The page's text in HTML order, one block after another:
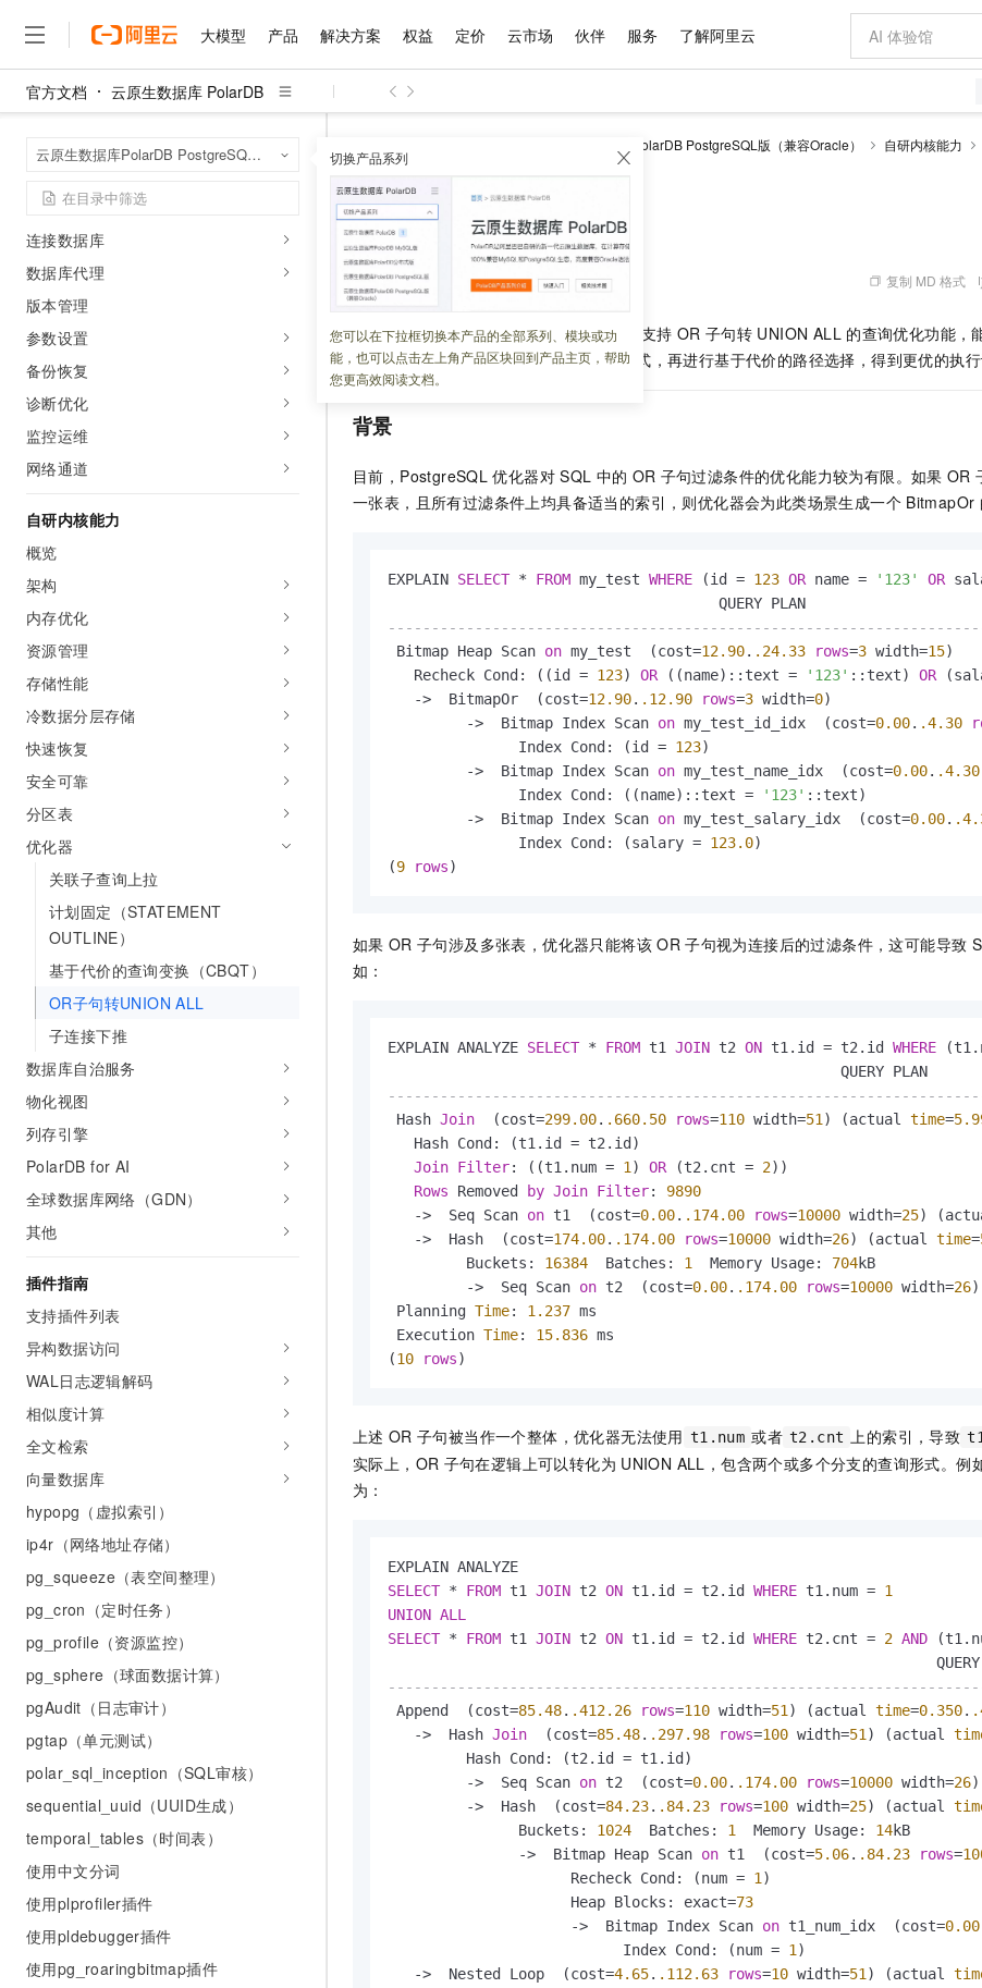
大模型 产品 解决方案 权益 定价 云市场 伙伴 服务 了解阿里云
官方文档 云原生数据库 PolarDB
云原生数据库PolarDB PostgreSQL版（兼容Oracle） 切换产品系列
您可以在下拉框切换本产品的全部系列、模块或功
能，也可以点击左上角产品区块回到产品主页，帮助
您更高效阅读文档。
迁移同步
购买集群
集群管理
数据安全和加密
连接数据库
数据库代理
版本管理
参数设置
备份恢复
诊断优化
监控运维
网络通道
自研内核能力
概览
架构
内存优化
资源管理
存储性能
冷数据分层存储
快速恢复
安全可靠
分区表
优化器
关联子查询上拉
计划固定（STATEMENT
OUTLINE）
基于代价的查询变换（CBQT）
OR子句转UNION ALL
子连接下推
数据库自治服务
物化视图
列存引擎
PolarDB for AI
全球数据库网络（GDN）
其他
插件指南
支持插件列表
异构数据访问
WAL日志逻辑解码
相似度计算
全文检索
向量数据库
hypopg（虚拟索引）
ip4r（网络地址存储）
pg_squeeze（表空间整理）
pg_cron（定时任务）
pg_profile（资源监控）
pg_sphere（球面数据计算）
pgAudit（日志审计）
pgtap（单元测试）
polar_sql_inception（SQL审核）
sequential_uuid（UUID生成）
temporal_tables（时间表）
使用中文分词
使用plprofiler插件
使用pldebugger插件
使用pg_roaringbitmap插件
云原生数据库PolarDB PostgreSQL版（兼容Oracle） 自研内核能力
OR子句转UNION ALL
OR子句转UNION ALL
更新时间：2026-01-13 11:48:37 复制 MD 格式
PolarDB PostgreSQL 版（兼容 Oracle） 支持 OR 子句转 UNION ALL 的查询优化功能，
将合适的 OR 子句转换成 UNION ALL 形式，再进行基于代价的路径选择，得到更优的执行
背景
目前，PostgreSQL 优化器对 SQL 中的 OR 子句过滤条件的优化能力较为有限。如果 OR
一张表，且所有过滤条件上均具备适当的索引，则优化器会为此类场景生成一个 BitmapOr
EXPLAIN SELECT * FROM my_test WHERE (id = 123 OR name = '123' OR
Bitmap Heap Scan on my_test  (cost=12.90. .24.33 rows=3 width=15)
   Recheck Cond: ((id
= 123) OR ((name)::text = '123' ::text) OR
->
  BitmapOr  (cost
=12.90. .12.90 rows=3 width=0)
->
  Bitmap Index Scan
on my_test_id_idx  (cost=0.00. .4.30
               Index Cond: (id
= 123)
->
  Bitmap Index Scan
on my_test_name_idx  (cost=0.00. .4.30
               Index Cond: ((name)::text
= '123' ::text)
->
  Bitmap Index Scan
on my_test_salary_idx  (cost=0.00. .4
               Index Cond: (salary
= 123.0)
(9 rows)
如果 OR 子句涉及多张表，优化器只能将该 OR 子句视为连接后的过滤条件，这可能导致
如：
EXPLAIN ANALYZE SELECT * FROM t1 JOIN t2 ON t1.id = t2.id WHERE
Hash Join
  (cost
=299.00. .660.50 rows=110 width=51 ) (actual time=
   Hash Cond: (t1.id
= t2.id)
Join Filter: ((t1.num = 1 ) OR (t2.cnt = 2))
Rows Removed by Join Filter: 9890
->
  Seq Scan
on t1  (cost=0.00. .174.00 rows=10000 width=25)
->
  Hash  (cost
=174.00. .174.00 rows=10000 width=26) (actual time=
         Buckets:
16384
  Batches:
1
  Memory Usage:
704kB
->
  Seq Scan
on t2  (cost=0.00. .174.00 rows=10000 width=26
Planning Time: 1.237 ms
Execution Time: 15.836 ms
(10 rows)
上述 OR 子句被当作一个整体，优化器无法使用 t1.num 或者 t2.cnt 上的索引，导致 t1
实际上，OR 子句在逻辑上可以转化为 UNION ALL，包含两个或多个分支的查询形式。例
为：
SELECT * FROM t1 JOIN t2 ON t1.id = t2.id WHERE t1.num = 1
UNION ALL
SELECT * FROM t1 JOIN t2 ON t1.id = t2.id WHERE t2.cnt = 2 AND
Append  (cost=85.48. .412.26 rows=110 width=51 ) (actual time=0.350.
->
  Hash
Join
  (cost
=85.48. .297.98 rows=100 width=51 ) (actual
         Hash Cond: (t2.id
= t1.id)
->
  Seq Scan
on t2  (cost=0.00. .174.00 rows=10000 width=26
->
  Hash  (cost
=84.23. .84.23 rows=100 width=25) (actual
               Buckets:
1024
  Batches:
1
  Memory Usage:
14kB
->
  Bitmap Heap Scan
on t1  (cost=5.06. .84.23 rows=
                     Recheck Cond: (num
= 1 )
                     Heap Blocks: exact
=73
->
  Bitmap Index Scan
on t1_num_idx  (cost=0.00
                           Index Cond: (num
= 1 )
->
  Nested Loop  (cost
=4.65. .112.63 rows=10 width=51 ) (actual
大模型
大模型服
大模型
文本生成
Qwen3.8-Max HOT
智能体时代全能旗舰模型
能看、能想、能动手的多模态智能体模型
Qwen3-VL-Plus
视觉 Coding、空间感知、多模态思考等全面升级
Kimi-K3 NEW
Kimi 最新旗舰模型，长程编程与推理利器
GLM-5.2
1M上下文，专为长程任务能力而生
图片和
让文字生成流畅
Wan2.7-
大模型服务
千问AI平台-Token Plan NEW
个人版上线、团队版降价；千问3.8-Max首发发尝鲜
千问AI平台-模型体验
在线体验全尺寸、多种模态的模型效果
新一代 AI 视频生成模型，深度适配广告营销等场景
AI 应用构建
大模型服务平台百炼-应用模版
丰富多元化的应用模版和解决方案
大模型服务平台百炼-智能体
灵活可视化地构建企业级 Agent
人工智能平台 PAI
AI Native 的算法工程平台，一站式完成建模、训练、推理服务部署
大模型原生
Qoder HOT
面向真实软件的
秒悟
大模型解决方案
依托云原生高可用架构,实现Dify私有化部署 用1%尺寸在特定领域达到大模型90%以上效果
产品
精选产品
计算
容器
网络与CDN
安全
中间件
大数据计算
媒体服务
域名与网站
终端用户计算
开发工具
迁移与运维管理
专有云
精选产品
大模型服务平台百炼
大模型服务与应用平台
千问大模型
多元化、高性能、安全可靠的大模型服务
无影云电脑
随时随地安全接入的云上超级电脑
云解析DNS
云原生大数据计算服务 MaxCompute
域名与网站
对象存储 OSS
一站式AI开发、训练和推理服务
Qoder CN
面向真实软件
云原生数据库
解决方案
精选解决方案
互联网应用开发
大数据
安全
网络
可观测
上云与迁云
企业出海
政企业务
精选解决方案
千问办公，解锁你的工作新方式
企业级Agent产品，直接交付可用成果
Agency Agents：拥有专属领域专家
多领域专家智能体,一键组建 AI 虚拟交付团队
HappyHorse 打造一站式影视创作平台
快速拥有专属 OpenClaw
睿译宝，AI翻译排版一步到位
GLM-5.2：长任务时代开源旗舰模型
自主进化，持久记忆，越用越聪明
Claude Code + GStack 打造工程团队 低代码高效构
权益 普惠上云
普惠上云 官方力荐
云服务器38元/年起，超值低价云产品抢先购
官方推荐返现计划
推荐新用户得奖励，单订单最高返9万
云工开物
高校专属算力普惠，学生认证享300元代金券
免费试用
解决方案免费试用 新老同享
AI 产品 免费试用
140+云产品 免费试用
大模型ACA认证体验
助力企业全员 AI 认知与能力提升
AI 特惠
智启 AI 普惠权益
阿里云 OPC 创新助力计划
至高百万元 Token 补贴，加速一人公司成长
Qwen3.8-Max 首发尝鲜，限时加量 10 倍，夜间低至2折
千问办公，限时限量积分加倍 NEW
Night Plan 支持 Qwen 3.8-Max NEW
AI 场景体验
图文、视频一站
AI 建站
AI 办公
智能客服
定价 产品定价
了解云产品的定价详情
云上成本管理
管理和优化成本
价格计算器
自助选配和估算价格
价格优势
推动算力普惠，释放技术红利
配置报价器
云市场 精选商城
网站建设
多端小程序
Salesforce 国际版订阅
友盟天域
观测云
Tuya 物联网平台阿里云版
电子合同
畅捷通
行业生态解决方案
开发者生态解决方案
数据与 API
数据集
身份实名认证
短信
OCR 文字识别
发票查验
企业应用
CRM
OA 办公系统
财税管理
400电话
广告营销
基础软件
Docker
JAVA
全能环境
Ubuntu
模板建站
APP 开发
伙伴 成为销售伙伴
分销伙伴
咨询伙伴
销售伙伴合作计划
Salesforce On Alibaba Cloud
Consulting Partner 合作计划
AI 大模型销售与服务生态合作计划
成为产品伙伴
产品生态集成认证中心
产品生态伙伴工作台
产品伙伴合
数据库合作计
云网络合作计
Salesforce On
服务生态伙伴
服务 售前咨询
在线服务
售后服务
自助服务
工单服务
短信专区
企业增值服务
企业支持计划
企业增值服务台
服务实践
阿里云认证
官网公告
了解阿里云 为什么选择阿里云
什么是云计算
技术领先
稳定可靠
安全合规
分析师报告
研究报告与白皮书
天池大赛
AI 算法大赛
云开发大赛
最佳实践
云上春晚
云栖战略参考
云上的中国
看见新力量
金融模力时刻
市场活动
活动全景
魔搭
云工开物